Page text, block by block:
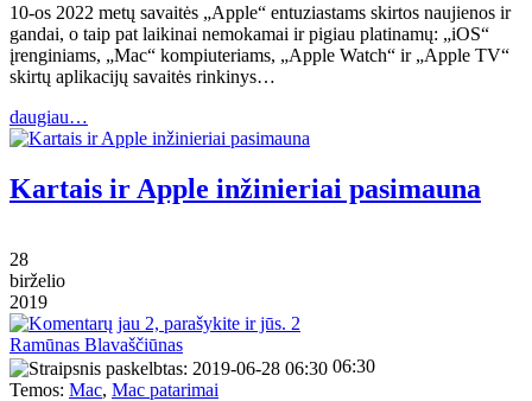
10-os 2022 metų savaitės „Apple“ entuziastams skirtos naujienos ir
gandai, o taip pat laikinai nemokamai ir pigiau platinamų: „iOS“
įrenginiams, „Mac“ kompiuteriams, „Apple Watch“ ir „Apple TV“
skirtų aplikacijų savaitės rinkinys…
daugiau…
Kartais ir Apple inžinieriai pasimauna
28
birželio
2019
2
Ramūnas Blavaščiūnas
06:30
Temos: Mac, Mac patarimai